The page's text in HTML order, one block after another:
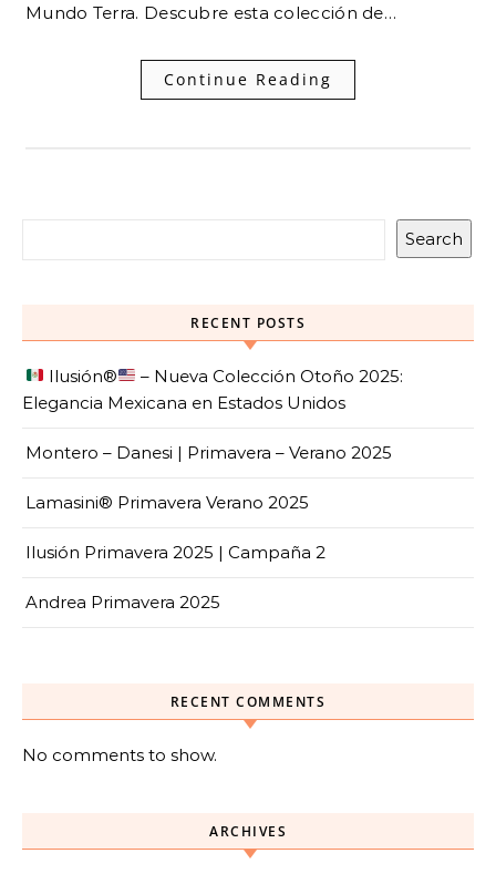
Mundo Terra. Descubre esta colección de…
Continue Reading
Search
RECENT POSTS
Ilusión®️
– Nueva Colección Otoño 2025:
Elegancia Mexicana en Estados Unidos
Montero – Danesi | Primavera – Verano 2025
Lamasini® Primavera Verano 2025
Ilusión Primavera 2025 | Campaña 2
Andrea Primavera 2025
RECENT COMMENTS
No comments to show.
ARCHIVES